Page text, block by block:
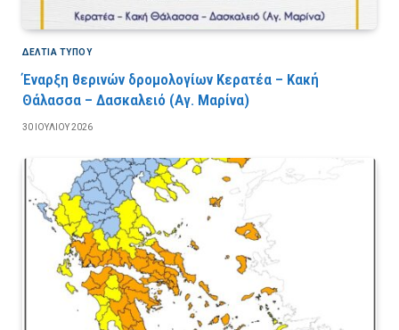
ΔΕΛΤΙΑ ΤΥΠΟΥ
Έναρξη θερινών δρομολογίων Κερατέα – Κακή
Θάλασσα – Δασκαλειό (Αγ. Μαρίνα)
30 ΙΟΥΛΊΟΥ 2026